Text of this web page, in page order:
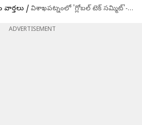
/ విశాఖపట్నంలో 'గ్లోబల్ టెక్ సమ్మిట్'- వర్చువల్‌గా ప్రారంభించిన సీఎం జగన్
ADVERTISEMENT